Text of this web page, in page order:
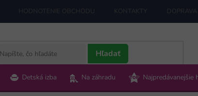
HODNOTENIE OBCHODU KONTAKTY
Hľadať
Detská izba Na záhradu Najpredávanejšie